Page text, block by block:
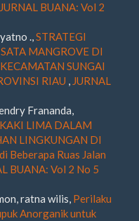
JURNAL BUANA: Vol 2
.,STRATEGI
MANGROVE DI
SUNGAI
RIAU , JURNAL
Frananda,
LIMA DALAM
LINGKUNGAN DI
Beberapa Ruas Jalan
BUANA: Vol 2 No 5
ratna wilis, Perilaku
Anorganik untuk